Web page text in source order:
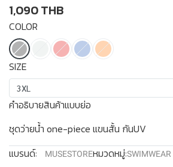
1,090 THB
COLOR
SIZE
3XL
คำอธิบายสินค้าแบบย่อ
ชุดว่ายน้ำ one-piece แขนสั้น กันUV
แบรนด์:
MUSESTOREหมวดหมู่:SWIMWEAR